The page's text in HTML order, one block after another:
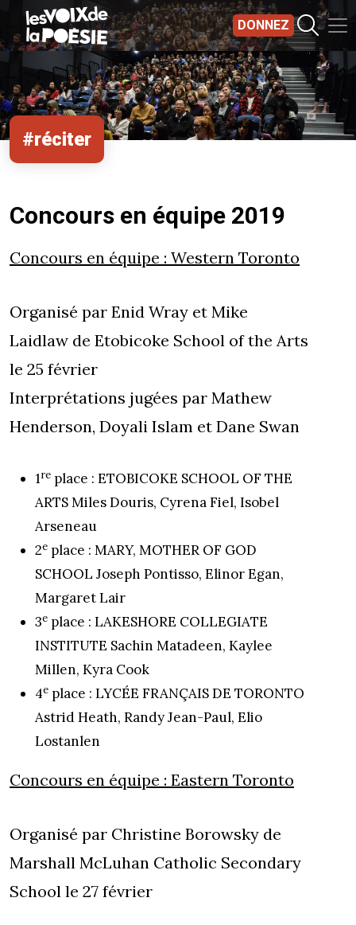
Aller au contenu principal
DONNEZ
#réciter
Concours en équipe 2019
Concours en équipe : Western Toronto
Organisé par Enid Wray et Mike
Laidlaw de Etobicoke School of the Arts
le 25 février
Interprétations jugées par Mathew
Henderson, Doyali Islam et Dane Swan
1re place : ETOBICOKE SCHOOL OF THE
ARTS Miles Douris, Cyrena Fiel, Isobel
Arseneau
2e place : MARY, MOTHER OF GOD
SCHOOL Joseph Pontisso, Elinor Egan,
Margaret Lair
3e place : LAKESHORE COLLEGIATE
INSTITUTE Sachin Matadeen, Kaylee
Millen, Kyra Cook
4e place : LYCÉE FRANÇAIS DE TORONTO
Astrid Heath, Randy Jean-Paul, Elio
Lostanlen
Concours en équipe : Eastern Toronto
Organisé par Christine Borowsky de
Marshall McLuhan Catholic Secondary
School le 27 février